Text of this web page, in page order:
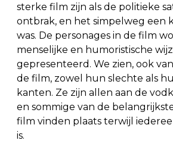
sterke film zijn als de politieke
ontbrak, en het simpelweg een
was. De personages in de film
menselijke en humoristische
gepresenteerd. We zien, ook
de film, zowel hun slechte als
kanten. Ze zijn allen aan de
en sommige van de
film vinden plaats terwijl
is.